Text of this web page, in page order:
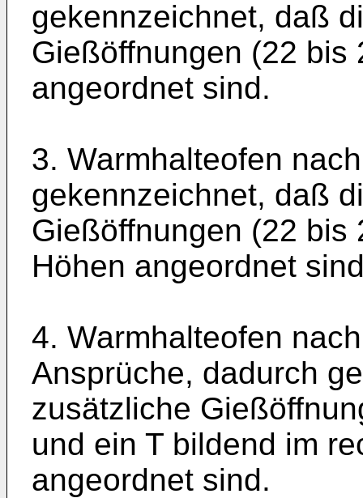
gekennzeichnet, daß
Gießöffnungen (22 bis
angeordnet sind.
3. Warmhalteofen
gekennzeichnet, daß
Gießöffnungen (22 bis
Höhen angeordnet
4. Warmhalteofen
Ansprüche, dadurch
zusätzliche
und ein T bildend im
angeordnet sind.